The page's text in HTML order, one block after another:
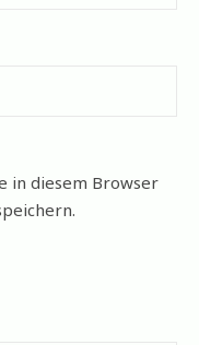
in diesem Browser